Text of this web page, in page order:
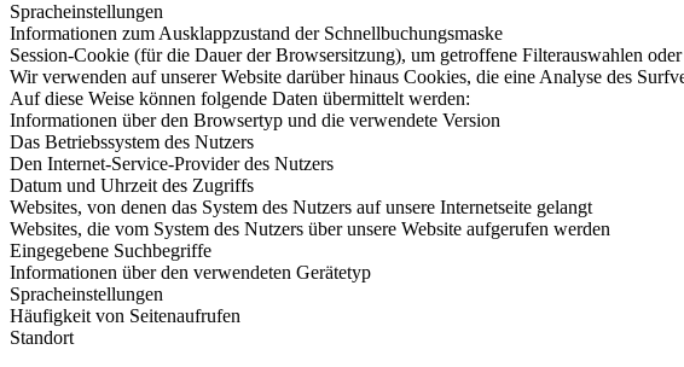
Spracheinstellungen
Informationen zum Ausklappzustand der Schnellbuchungsmaske
Session-Cookie (für die Dauer der Browsersitzung), um getroffene Filterauswahlen
Wir verwenden auf unserer Website darüber hinaus Cookies, die eine Analyse des
Auf diese Weise können folgende Daten übermittelt werden:
Informationen über den Browsertyp und die verwendete Version
Das Betriebssystem des Nutzers
Den Internet-Service-Provider des Nutzers
Datum und Uhrzeit des Zugriffs
Websites, von denen das System des Nutzers auf unsere Internetseite gelangt
Websites, die vom System des Nutzers über unsere Website aufgerufen werden
Eingegebene Suchbegriffe
Informationen über den verwendeten Gerätetyp
Spracheinstellungen
Häufigkeit von Seitenaufrufen
Standort